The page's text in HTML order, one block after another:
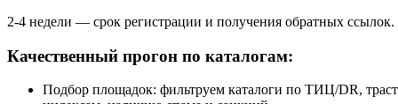
2-4 недели — срок регистрации и получения обратных ссылок.
Качественный прогон по каталогам:
Подбор площадок: фильтруем каталоги по ТИЦ/DR,